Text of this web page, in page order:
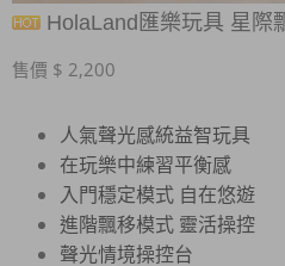
HolaLand匯樂玩具 星際
售價 $ 2,200
人氣聲光感統益智玩具
在玩樂中練習平衡感
入門穩定模式 自在悠遊
進階飄移模式 靈活操控
聲光情境操控台